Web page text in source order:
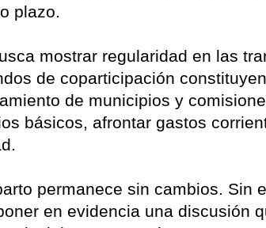
plazo.
mostrar regularidad en las
de coparticipación
de municipios y
básicos, afrontar gastos
permanece sin cambios. Sin
en evidencia una discusión